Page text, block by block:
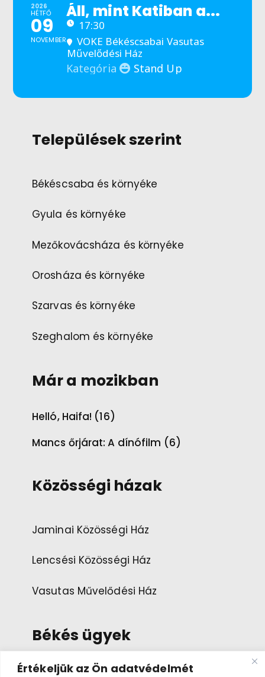
Értékeljük az Ön adatvédelmét
2026
HÉTFŐ
09
NOVEMBER
Áll, mint Katiban a...
17:30
VOKE Békéscsabai Vasutas
Művelődési Ház
Kategória Stand Up
Települések szerint
Békéscsaba és környéke
Gyula és környéke
Mezőkovácsháza és környéke
Orosháza és környéke
Szarvas és környéke
Szeghalom és környéke
Már a mozikban
Helló, Haifa! (16)
Mancs őrjárat: A dínófilm (6)
Közösségi házak
Jaminai Közösségi Ház
Lencsési Közösségi Ház
Vasutas Művelődési Ház
Békés ügyek